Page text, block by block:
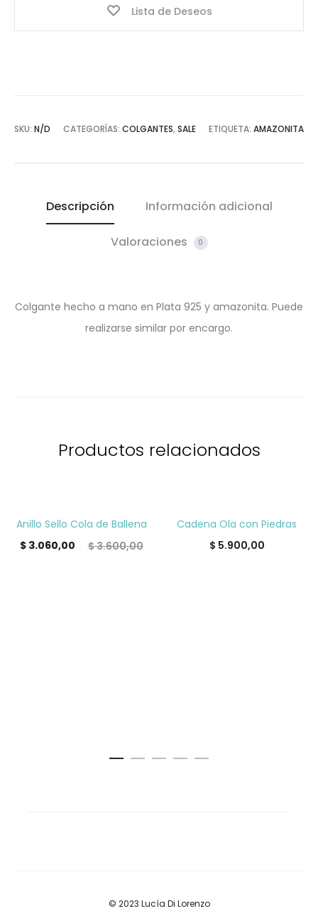
Lista de Deseos
SKU: N/D CATEGORÍAS: COLGANTES, SALE ETIQUETA: AMAZONITA
Descripción Información adicional
Valoraciones 0
Colgante hecho a mano en Plata 925 y amazonita. Puede
realizarse similar por encargo.
Productos relacionados
15%
Anillo Sello Cola de Ballena
$3.600,00
El
$3.060,00
POPULAR
Cadena Ola con Piedras
$ 5.900,00
© 2023 Lucía Di Lorenzo